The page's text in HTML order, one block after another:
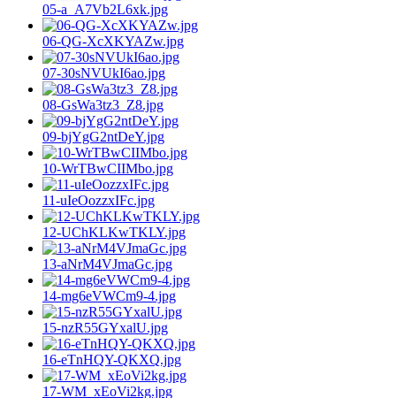
05-a_A7Vb2L6xk.jpg
06-QG-XcXKYAZw.jpg
07-30sNVUkI6ao.jpg
08-GsWa3tz3_Z8.jpg
09-bjYgG2ntDeY.jpg
10-WrTBwCIIMbo.jpg
11-uIeOozzxIFc.jpg
12-UChKLKwTKLY.jpg
13-aNrM4VJmaGc.jpg
14-mg6eVWCm9-4.jpg
15-nzR55GYxalU.jpg
16-eTnHQY-QKXQ.jpg
17-WM_xEoVi2kg.jpg